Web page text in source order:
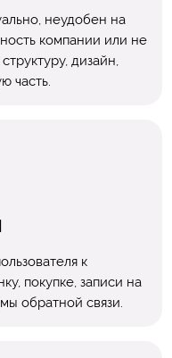
неудобен на
компании или не
дизайн,
часть.
к
покупке, записи на
обратной связи.